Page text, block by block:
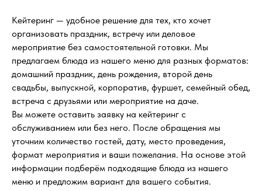
Кейтеринг — удобное решение для тех, кто хочет
организовать праздник, встречу или деловое
мероприятие без самостоятельной готовки. Мы
предлагаем блюда из нашего меню для разных форматов:
домашний праздник, день рождения, второй день
свадьбы, выпускной, корпоратив, фуршет, семейный обед,
встреча с друзьями или мероприятие на даче.
Вы можете оставить заявку на кейтеринг с
обслуживанием или без него. После обращения мы
уточним количество гостей, дату, место проведения,
формат мероприятия и ваши пожелания. На основе этой
информации подберём подходящие блюда из нашего
меню и предложим вариант для вашего события.